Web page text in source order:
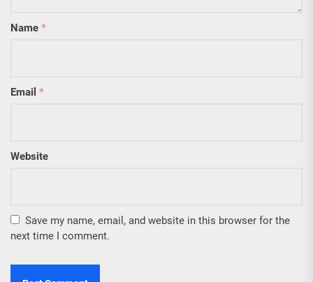
Name *
Email *
Website
Save my name, email, and website in this browser for the
next time I comment.